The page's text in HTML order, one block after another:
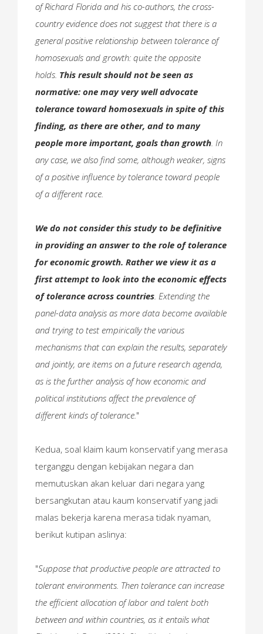
of Richard Florida and his co-authors, the cross-
country evidence does not suggest that there is a
general positive relationship between tolerance of
homosexuals and growth: quite the opposite
holds. This result should not be seen as
normative: one may very well advocate
tolerance toward homosexuals in spite of this
finding, as there are other, and to many
people more important, goals than growth . In
any case, we also find some, although weaker, signs
of a positive influence by tolerance toward people
of a different race.
We do not consider this study to be definitive
in providing an answer to the role of tolerance
for economic growth. Rather we view it as a
first attempt to look into the economic effects
of tolerance across countries . Extending the
panel-data analysis as more data become available
and trying to test empirically the various
mechanisms that can explain the results, separately
and jointly, are items on a future research agenda,
as is the further analysis of how economic and
political institutions affect the prevalence of
different kinds of tolerance. "
Kedua, soal klaim kaum konservatif yang merasa
terganggu dengan kebijakan negara dan
memutuskan akan keluar dari negara yang
bersangkutan atau kaum konservatif yang jadi
malas bekerja karena merasa tidak nyaman,
berikut kutipan aslinya:
"Suppose that productive people are attracted to
tolerant environments. Then tolerance can increase
the efficient allocation of labor and talent both
between and within countries, as it entails what